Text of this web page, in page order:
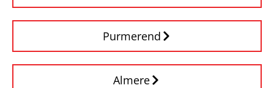
Purmerend
Almere